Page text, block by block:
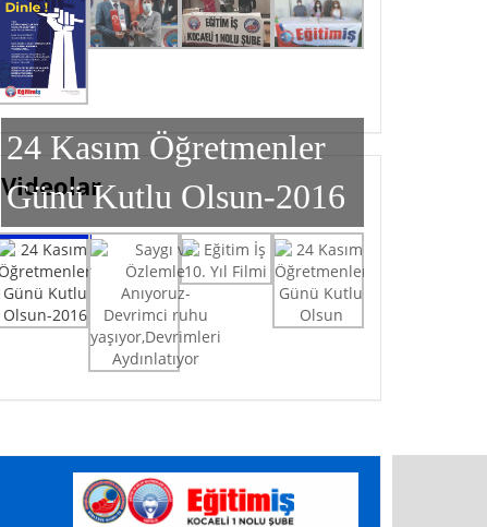
1. Olağan Genel Kurulumuzu Gerçekleştirdik
Videolar
24 Kasım Öğretmenler Günü Kutlu Olsun-2016
Saygı ve Özlemle Anıyoruz-Devrimci ruhu
yaşıyor,Devrimleri Aydınlatıyor
Eğitim İş 10. Yıl Filmi
24 Kasım Öğretmenler Günü Kutlu Olsun
24 Kasım Öğretmenler
Günü Kutlu Olsun-2016